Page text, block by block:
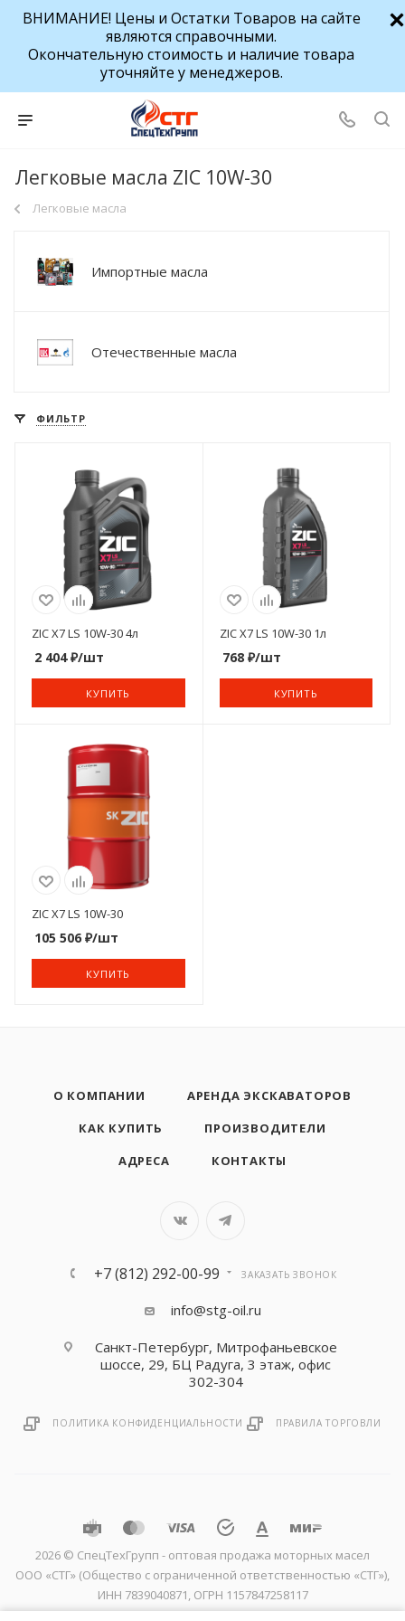
ВНИМАНИЕ! Цены и Остатки Товаров на сайте
являются справочными.
Окончательную стоимость и наличие товара
уточняйте у менеджеров.
Легковые масла ZIC 10W-30
Легковые масла
Импортные масла
Отечественные масла
ФИЛЬТР
ZIC X7 LS 10W-30 4л
2 404₽/шт
КУПИТЬ
ZIC X7 LS 10W-30 1л
768₽/шт
КУПИТЬ
ZIC X7 LS 10W-30
105 506 ₽/шт
КУПИТЬ
О КОМПАНИИ
АРЕНДА ЭКСКАВАТОРОВ
КАК КУПИТЬ
ПРОИЗВОДИТЕЛИ
АДРЕСА
КОНТАКТЫ
+7 (812) 292-00-99 ЗАКАЗАТЬ ЗВОНОК
info@stg-oil.ru
Санкт-Петербург, Митрофаньевское
шоссе, 29, БЦ Радуга, 3 этаж, офис
302-304
ПОЛИТИКА КОНФИДЕНЦИАЛЬНОСТИ ПРАВИЛА ТОРГОВЛИ
2026 © CпецТехГрупп - оптовая продажа моторных масел
ООО «СТГ» (Общество с ограниченной ответственностью «СТГ»),
ИНН 7839040871, ОГРН 1157847258117